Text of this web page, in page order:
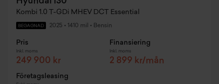
Kombi 1.0 T-GDi MHEV DCT Essential
BEGAGNAD 2025 • 1410 mil • Bensin
Pris
Inkl. moms
249 900 kr
Finansiering
Inkl. moms
2 899 kr/mån
Företagsleasing